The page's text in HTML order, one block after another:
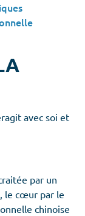
avec soi et
par un
le cœur par le
chinoise